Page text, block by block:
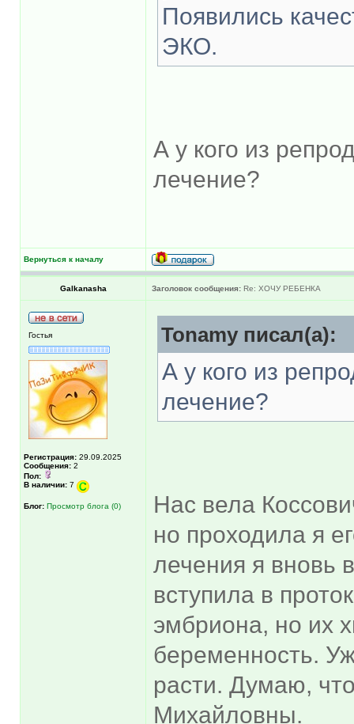
Появились
ЭКО.
А у кого из
лечение?
Вернуться к началу
Galkanasha Заголовок сообщения: Re: ХОЧУ РЕБЕНКА
Гостья
Регистрация: 29.09.2025
Сообщения: 2
Пол:
В наличии: 7
Блог: Просмотр блога (0)
Tonamy писал(а):
А у кого из
лечение?
Нас вела
но проходила я
лечения я вновь
вступила в
эмбриона, но их
беременность.
расти. Думаю,
Михайловны.